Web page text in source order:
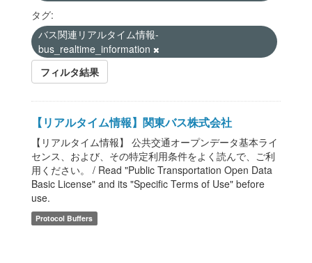
タグ:
バス関連リアルタイム情報-
bus_realtime_information
フィルタ結果
【リアルタイム情報】関東バス株式会社
【リアルタイム情報】 公共交通オープンデータ基本ライ
センス、および、その特定利用条件をよく読んで、ご利
用ください。 / Read "Public Transportation Open Data
Basic License" and its "Specific Terms of Use" before
use.
Protocol Buffers